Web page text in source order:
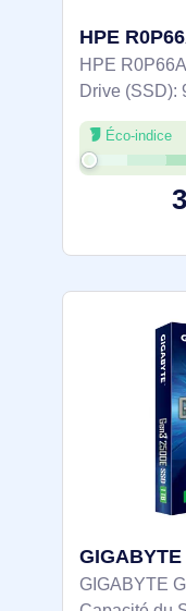
HPE
Drive (SSD):
SSD: 2.5",
Serveur/
Éco-indice
GIGABYTE